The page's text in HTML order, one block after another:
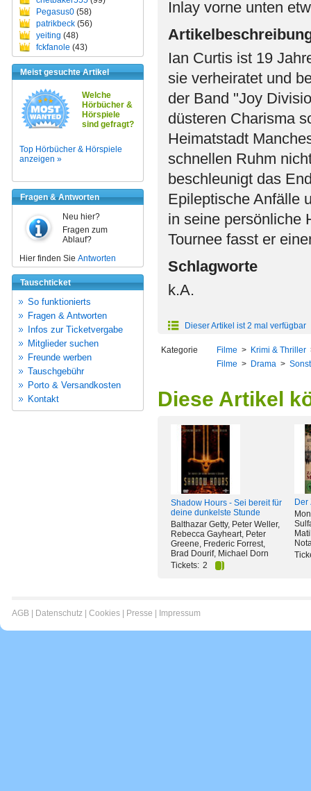
Pegasus0 (58)
patrikbeck (56)
yeiting (48)
fckfanole (43)
Meist gesuchte Artikel
Welche
Hörbücher &
Hörspiele
sind gefragt?
Top Hörbücher & Hörspiele
anzeigen »
Fragen & Antworten
Neu hier?
Fragen zum
Ablauf?
Hier finden Sie Antworten
Tauschticket
So funktionierts
Fragen & Antworten
Infos zur Ticketvergabe
Mitglieder suchen
Freunde werben
Tauschgebühr
Porto & Versandkosten
Kontakt
Inlay vorne unten
Ian Curtis ist 19
sie verheiratet und
der Band "Joy
düsteren Charisma
Heimatstadt
schnellen Ruhm
beschleunigt das
Epileptische Anfälle
in seine persönliche
Tournee fasst er
Schlagworte
k.A.
Dieser Artikel ist 2 mal verfügbar
Kategorie Filme > Krimi & Thriller
Filme > Drama >
Diese Artikel
Shadow Hours - Sei bereit für
deine dunkelste Stunde
Balthazar Getty, Peter Weller,
Rebecca Gayheart, Peter
Greene, Frederic Forrest,
Brad Dourif, Michael Dorn
Tickets: 2
Der
AGB Datenschutz Cookies Presse Impressum